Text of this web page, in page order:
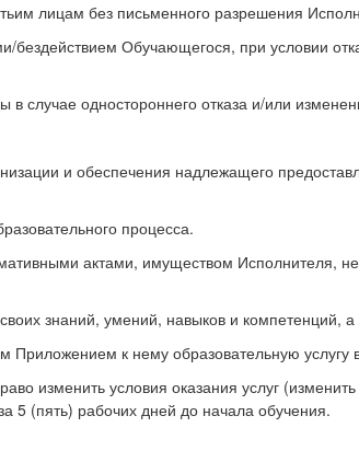
лицам без письменного разрешения
Обучающегося, при условии
случае одностороннего отказа и/или
и обеспечения надлежащего
процесса.
актами, имуществом Исполнителя,
знаний, умений, навыков и компетенций, а
Приложением к нему образовательную
изменить условия оказания услуг
5 (пять) рабочих дней до начала обучения.